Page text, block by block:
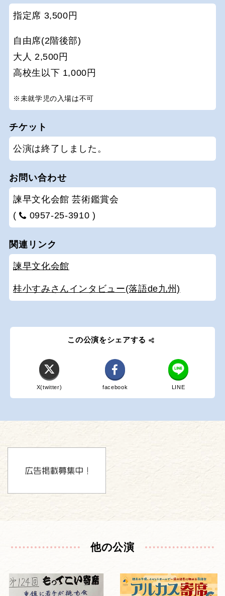
指定席 3,500円
自由席(2階後部)
大人 2,500円
高校生以下 1,000円
※未就学児の入場は不可
チケット
公演は終了しました。
お問い合わせ
諫早文化会館 芸術鑑賞会
(
0957-25-3910 )
関連リンク
諫早文化会館
桂小すみさんインタビュー(落語de九州)
この公演をシェアする
X(twitter) facebook LINE
他の公演